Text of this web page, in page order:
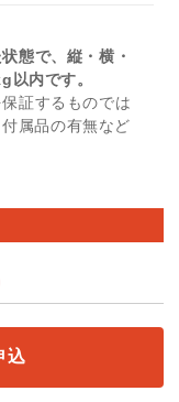
態で、縦・横・
内です。
証するものでは
属品の有無など
込